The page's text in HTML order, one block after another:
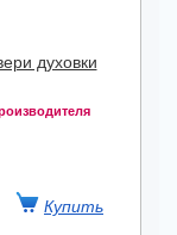
духовки